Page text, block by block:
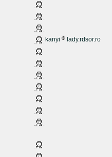
kanyi lady.rdsor.ro